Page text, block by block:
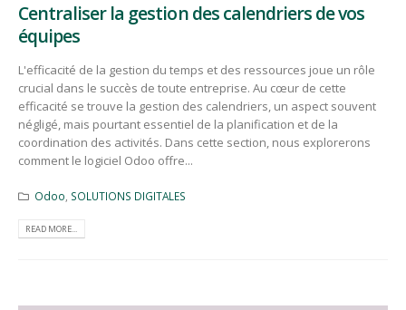
Centraliser la gestion des calendriers de vos
équipes
L'efficacité de la gestion du temps et des ressources joue un rôle
crucial dans le succès de toute entreprise. Au cœur de cette
efficacité se trouve la gestion des calendriers, un aspect souvent
négligé, mais pourtant essentiel de la planification et de la
coordination des activités. Dans cette section, nous explorerons
comment le logiciel Odoo offre...
Odoo SOLUTIONS DIGITALES
READ MORE...